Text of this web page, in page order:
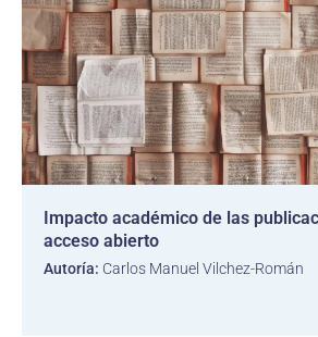
Impacto académico de las
acceso abierto
Autoría: Carlos Manuel Vilchez-Román